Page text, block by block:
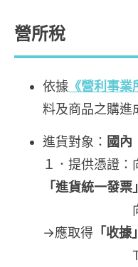
營所稅
依據 《營利事業
料及商品之購進
進貨對象： 國內
１．提供憑證
「進貨統一發票」
向免用統
→應取得 「收據」
Tips：若